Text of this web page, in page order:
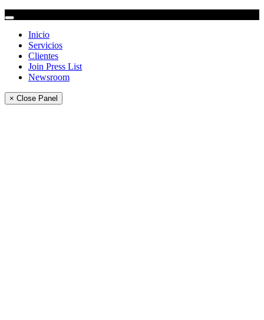
Inicio
Servicios
Clientes
Join Press List
Newsroom
× Close Panel